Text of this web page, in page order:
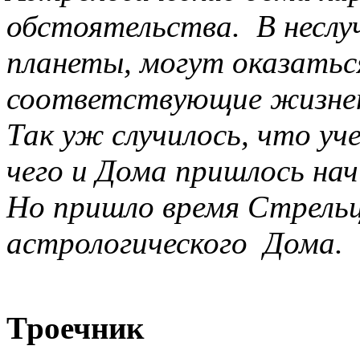
обстоятельства. В
планеты, могут
соответствующие
Так уж случилось, что
чего и Дома пришлось
Но пришло время
астрологического Дома.
Троечник